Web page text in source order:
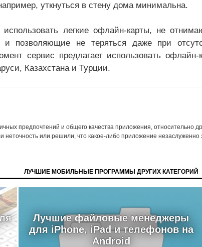
уткнуться в стену дома минимальна.
легкие офлайн-карты, не
позволяющие не теряться даже при
сервис предлагает использовать офлайн-
Казахстана и Турции.
предпочтений и общего качества приложения, относительно
неточность или решили, что какое-либо приложение
ЛУЧШИЕ МОБИЛЬНЫЕ ПРОГРАММЫ ДРУГИХ КАТЕГОРИЙ
Лучшие файловые менеджеры
для iPhone, iPad и телефонов на
Android